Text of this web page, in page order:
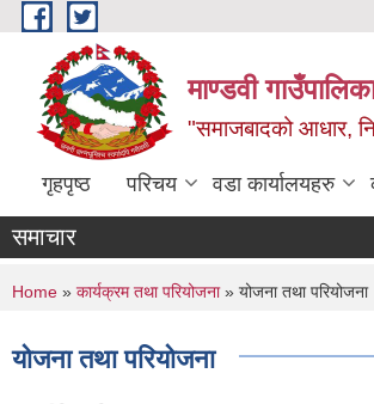
Skip to main content
माण्डवी
"समाजबादको आधार,
गृहपृष्ठ परिचय वडा कार्यालयहरु
समाचार
You are here
Home » कार्यक्रम तथा परियोजना» योजना तथा परियोजना
योजना तथा परियोजना